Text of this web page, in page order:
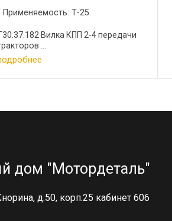
Применяемость: Т-25
Вилка КПП 2-4 передачи
...
дом "Мотордеталь"
д.50, корп.25 кабинет 606